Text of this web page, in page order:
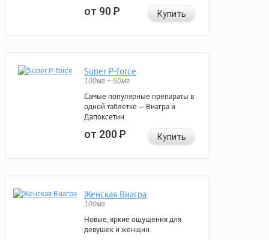
от 90Р Купить
Super P-force
100мг + 60мг
Самые популярные препараты в
одной таблетке — Виагра и
Дапоксетин.
от 200Р Купить
Женская Виагра
100мг
Новые, яркие ощущения для
девушек и женщин.